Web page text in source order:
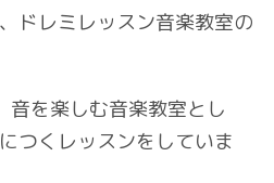
ドレミレッスン音楽教室の
音を楽しむ音楽教室とし
つくレッスンをしていま